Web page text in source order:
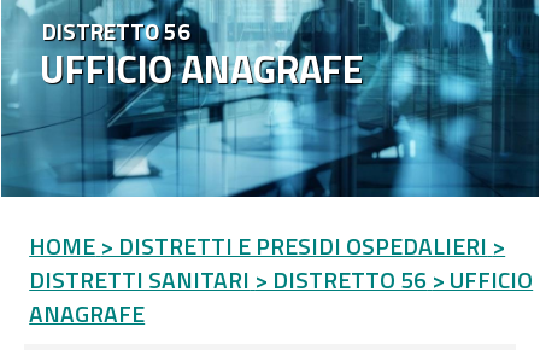
UFFICIO ANAGRAFE
DISTRETTO 56
HOME > DISTRETTI E PRESIDI OSPEDALIERI >
DISTRETTI SANITARI > DISTRETTO 56 > UFFICIO
ANAGRAFE